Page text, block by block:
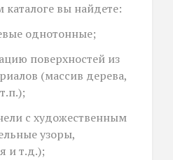
вы найдете:
однотонные;
поверхностей из
(массив дерева,
с художественным
узоры,
и т.д.);